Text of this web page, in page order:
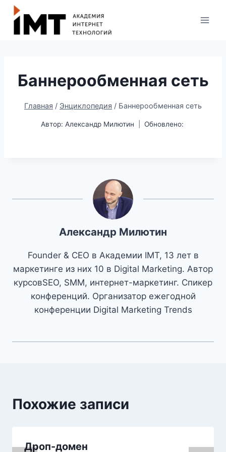
Баннерообменная сеть
Главная / Энциклопедия / Баннерообменная сеть
Автор: Александр Милютин Обновлено:
Александр Милютин
Founder & CEO в Академии IMT, 13 лет в
маркетинге из них 10 в Digital Marketing. Автор
курсовSEO, SMM, интернет-маркетинг. Спикер
конференций. Организатор ежегодной
конференции Digital Marketing Trends
Похожие записи
Дроп-домен